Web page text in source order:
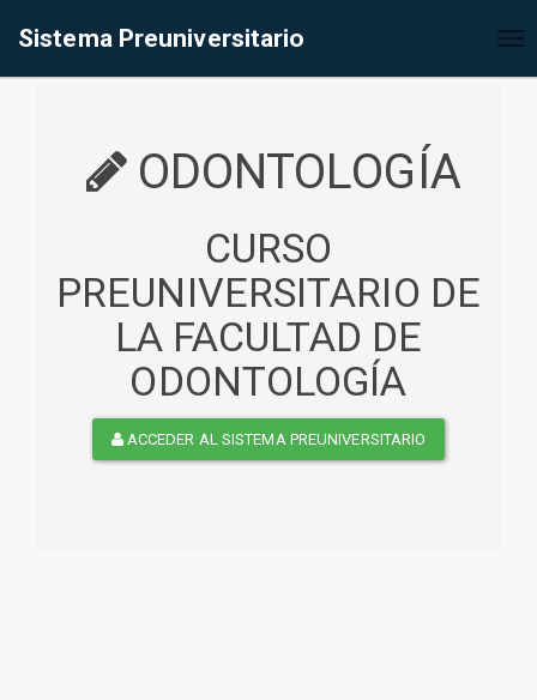
Sistema Preuniversitario
ODONTOLOGÍA
CURSO
PREUNIVERSITARIO DE
LA FACULTAD DE
ODONTOLOGÍA
ACCEDER AL SISTEMA PREUNIVERSITARIO